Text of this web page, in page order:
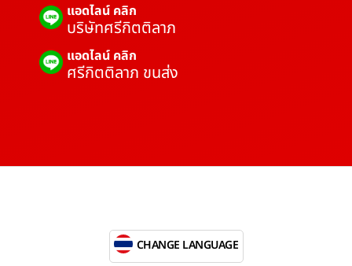
แอดไลน์ คลิก
บริษัทศรีกิตติลาภ
แอดไลน์ คลิก
ศรีกิตติลาภ ขนส่ง
CHANGE LANGUAGE